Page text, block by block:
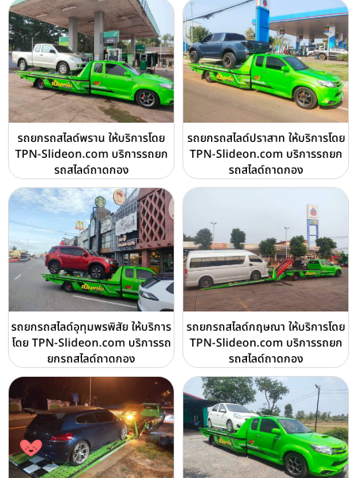
รถยกรถสไลด์พราน ให้บริการโดย
TPN-Slideon.com บริการรถยก
รถสไลด์ถาดกอง
รถยกรถสไลด์ปราสาท ให้บริการโดย
TPN-Slideon.com บริการรถยก
รถสไลด์ถาดกอง
รถยกรถสไลด์อุทุมพรพิสัย ให้บริการ
โดย TPN-Slideon.com บริการรถ
ยกรถสไลด์ถาดกอง
รถยกรถสไลด์กฤษณา ให้บริการโดย
TPN-Slideon.com บริการรถยก
รถสไลด์ถาดกอง